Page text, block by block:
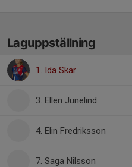
Laguppställning
1. Ida Skär
3. Ellen Junelind
4. Elin Fredriksson
7. Saga Nilsson